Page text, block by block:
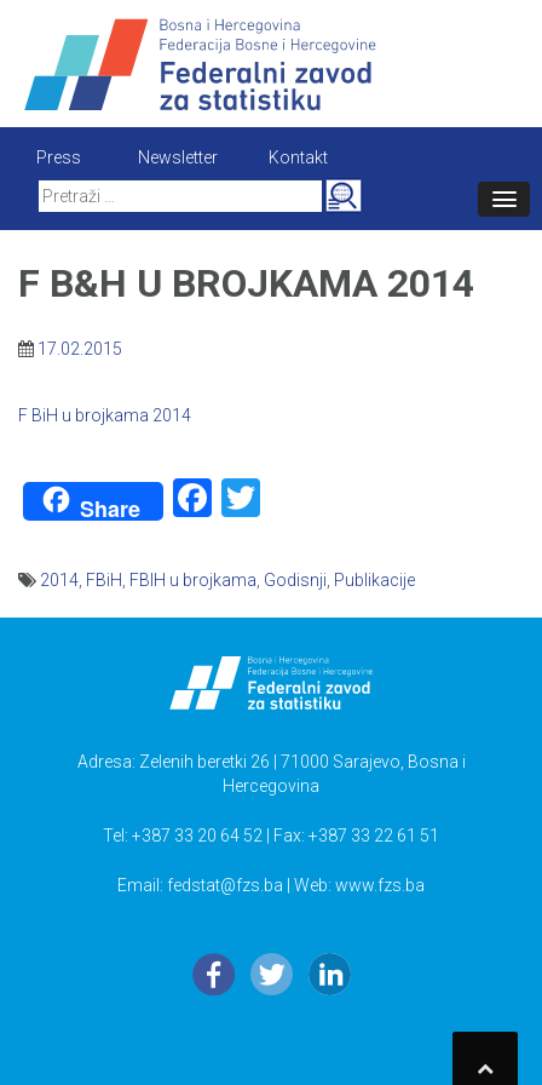
content
Press Newsletter
Kontakt
Search
for:
F B&H U BROJKAMA 2014
17.02.2015
F BiH u brojkama 2014
Share Facebook
2014 FBiH FBIH u brojkama Godisnji Publikacije
Adresa: Zelenih beretki 26 | 71000 Sarajevo, Bosna i
Hercegovina
Tel: +387 33 20 64 52 | Fax: +387 33 22 61 51
Email: fedstat@fzs.ba | Web: www.fzs.ba